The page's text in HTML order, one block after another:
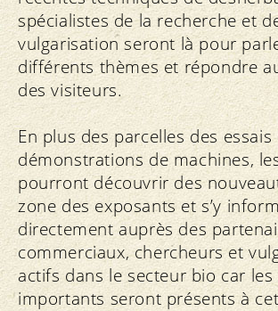
spécialistes de la recherche et
vulgarisation seront là pour
différents thèmes et répondre
des visiteurs.
En plus des parcelles des essais
démonstrations de machines,
pourront découvrir des
zone des exposants et s’y
directement auprès des
commerciaux, chercheurs et
actifs dans le secteur bio car
importants seront présents à